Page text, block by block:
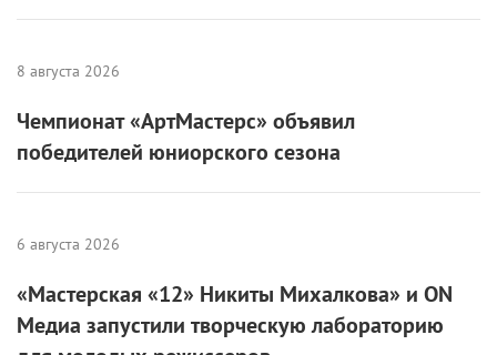
8 августа 2026
Чемпионат «АртМастерс» объявил
победителей юниорского сезона
6 августа 2026
«Мастерская «12» Никиты Михалкова» и ON
Медиа запустили творческую лабораторию